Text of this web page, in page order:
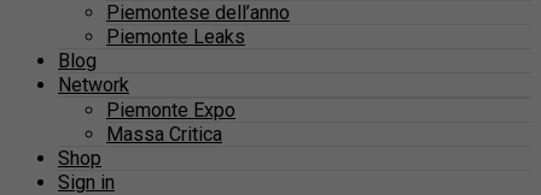
Piemontese dell’anno
Piemonte Leaks
Blog
Network
Piemonte Expo
Massa Critica
Shop
Sign in